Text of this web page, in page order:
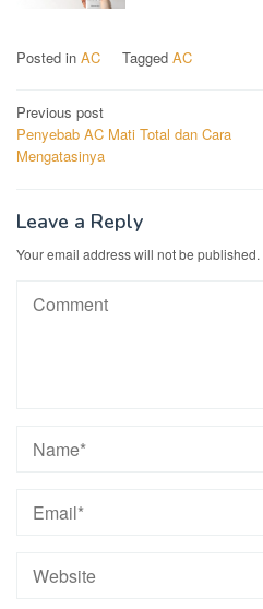
Posted in AC Tagged AC
Post
navigation
Previous post
Penyebab AC Mati Total dan Cara
Mengatasinya
Leave a Reply
Your email address will not be published.